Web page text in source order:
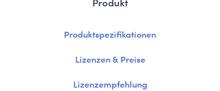
Produktspezifikationen
Lizenzen & Preise
Lizenzempfehlung